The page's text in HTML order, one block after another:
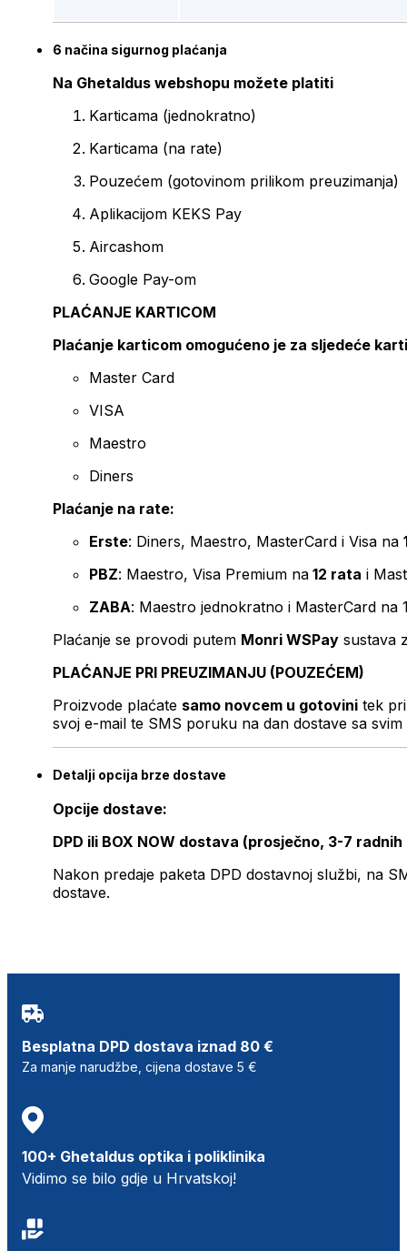
6 načina sigurnog plaćanja
Na Ghetaldus webshopu možete platiti
Karticama (jednokratno)
Karticama (na rate)
Pouzećem (gotovinom prilikom preuzimanja)
Aplikacijom KEKS Pay
Aircashom
Google Pay-om
PLAĆANJE KARTICOM
Plaćanje karticom omogućeno je za sljedeće
Master Card
VISA
Maestro
Diners
Plaćanje na rate:
Erste: Diners, Maestro, MasterCard i Visa na
PBZ: Maestro, Visa Premium na 12 rata i
ZABA: Maestro jednokratno i MasterCard na
Plaćanje se provodi putem Monri WSPay sustava
PLAĆANJE PRI PREUZIMANJU (POUZEĆEM)
Proizvode plaćate samo novcem u gotovini tek
svoj e-mail te SMS poruku na dan dostave sa svim
Detalji opcija brze dostave
Opcije dostave:
DPD ili BOX NOW dostava (prosječno, 3-7 radnih
Nakon predaje paketa DPD dostavnoj službi, na
dostave.
Besplatna DPD dostava iznad 80 €
Za manje narudžbe, cijena dostave 5 €
100+ Ghetaldus optika i poliklinika
Vidimo se bilo gdje u Hrvatskoj!